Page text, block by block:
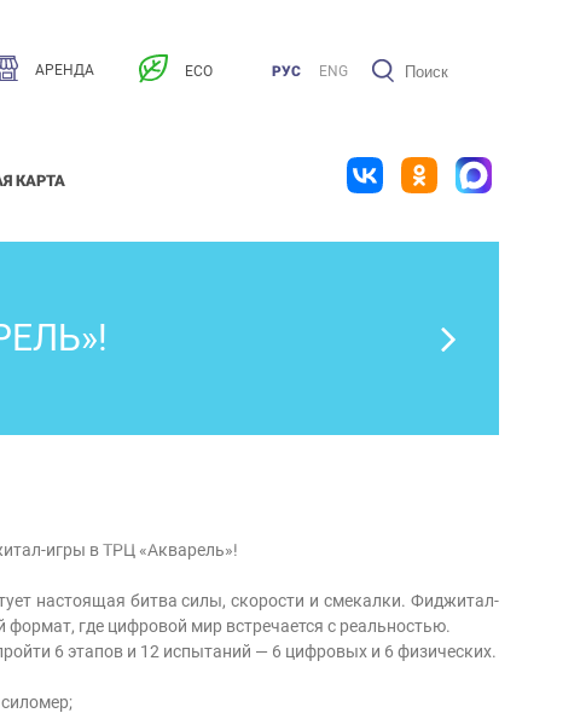
АРЕНДА ECO РУС ENG
КАРТА
игры в ТРЦ «Акварель»!
настоящая битва силы, скорости и смекалки. Фиджитал-
где цифровой мир встречается с реальностью.
6 этапов и 12 испытаний — 6 цифровых и 6 физических.